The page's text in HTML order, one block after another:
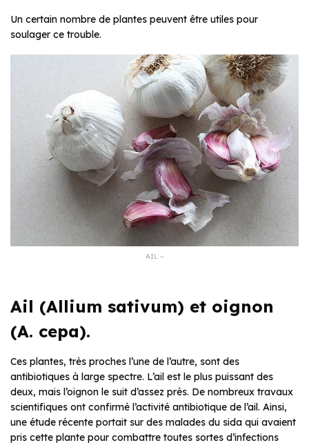
Un certain nombre de plantes peuvent être utiles pour
soulager ce trouble.
AIL –
Ail (Allium sativum) et oignon
(A. cepa).
Ces plantes, très proches l’une de l’autre, sont des
antibiotiques à large spectre. L’ail est le plus puissant des
deux, mais l’oignon le suit d’assez près. De nombreux travaux
scientifiques ont confirmé l’activité antibiotique de l’ail. Ainsi,
une étude récente portait sur des malades du sida qui avaient
pris cette plante pour combattre toutes sortes d’infections